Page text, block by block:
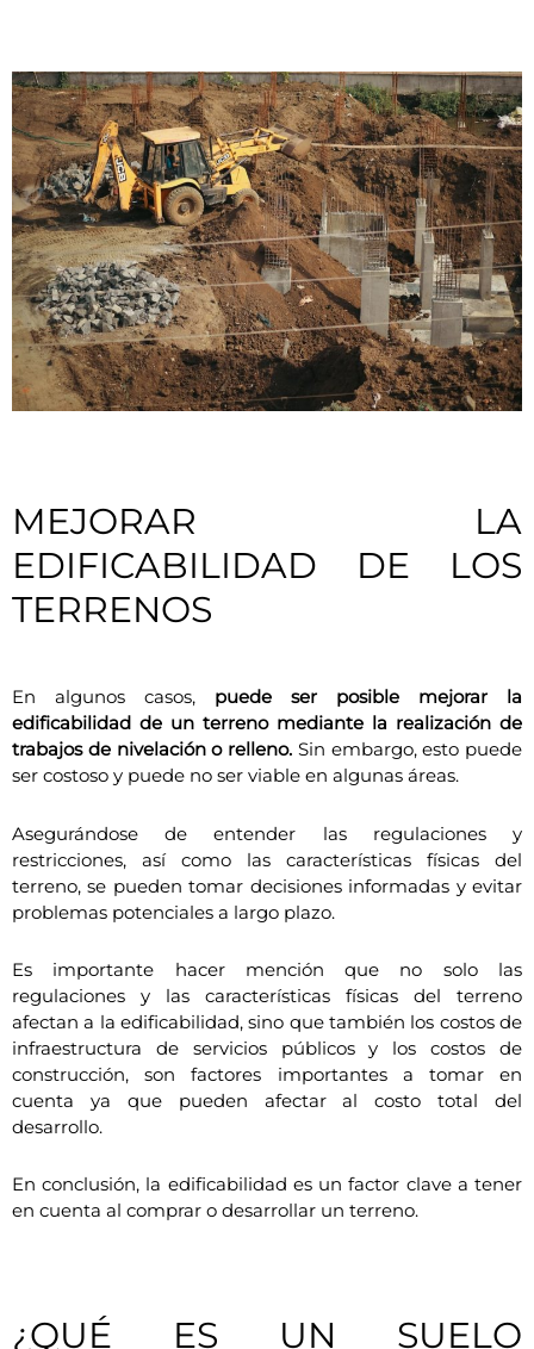
MEJORAR LA
EDIFICABILIDAD DE LOS
TERRENOS
En algunos casos, puede ser posible mejorar la
edificabilidad de un terreno mediante la realización de
trabajos de nivelación o relleno. Sin embargo, esto puede
ser costoso y puede no ser viable en algunas áreas.
Asegurándose de entender las regulaciones y
restricciones, así como las características físicas del
terreno, se pueden tomar decisiones informadas y evitar
problemas potenciales a largo plazo.
Es importante hacer mención que no solo las
regulaciones y las características físicas del terreno
afectan a la edificabilidad, sino que también los costos de
infraestructura de servicios públicos y los costos de
construcción, son factores importantes a tomar en
cuenta ya que pueden afectar al costo total del
desarrollo.
En conclusión, la edificabilidad es un factor clave a tener
en cuenta al comprar o desarrollar un terreno.
¿QUÉ ES UN SUELO